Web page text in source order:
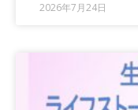
2026年7月24日